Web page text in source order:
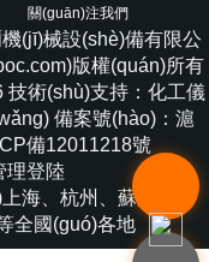
關(guān)注我們
(jī)械設(shè)備有限公
版權(quán)所有
術(shù)支持： 化工儀
備案號(hào)：滬
ICP備12011218號
理登陸
、杭州、蘇州、南
州等全國(guó)各地